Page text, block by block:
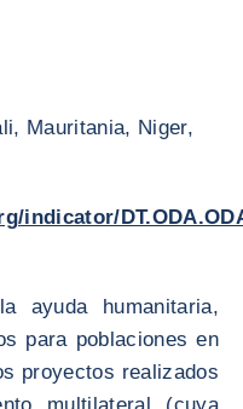
Mauritania, Niger,
indicator/
ayuda humanitaria,
para poblaciones en
proyectos realizados